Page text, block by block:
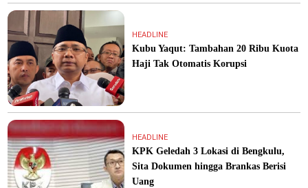
HEADLINE
Kubu Yaqut: Tambahan 20 Ribu Kuota
Haji Tak Otomatis Korupsi
HEADLINE
KPK Geledah 3 Lokasi di Bengkulu,
Sita Dokumen hingga Brankas Berisi
Uang